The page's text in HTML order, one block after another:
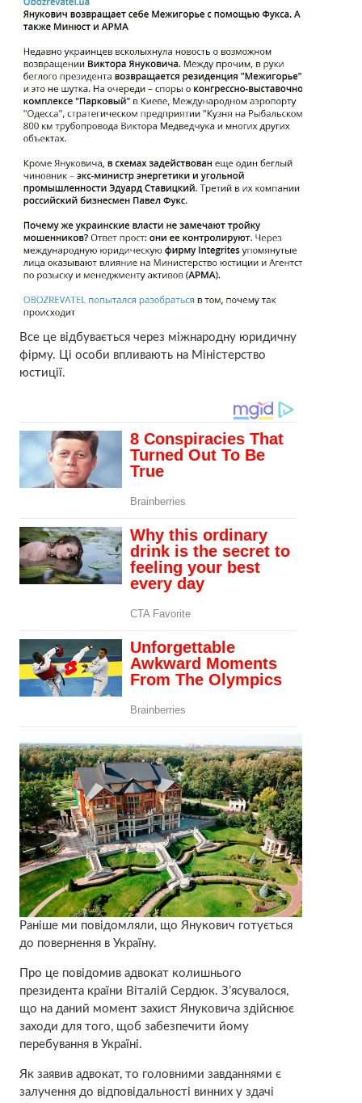
Все це відбувається через міжнародну юридичну
фірму. Ці особи впливають на Міністерство
юстиції.
Раніше ми повідомляли, що Янукович готується
до повернення в Україну.
Про це повідомив адвокат колишнього
президента країни Віталій Сердюк. З’ясувалося,
що на даний момент захист Януковича здійснює
заходи для того, щоб забезпечити йому
перебування в Україні.
Як заявив адвокат, то головними завданнями є
залучення до відповідальності винних у здачі